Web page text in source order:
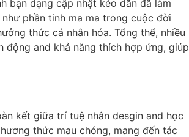
bạn dạng cập nhật kéo dãn đã làm
phần tinh ma ma trong cuộc đời
thức cá nhân hóa. Tổng thể, nhiều
động and khả năng thích hợp ứng, giúp
kết giữa trí tuệ nhân desgin and học
thức mau chóng, mang đến tác